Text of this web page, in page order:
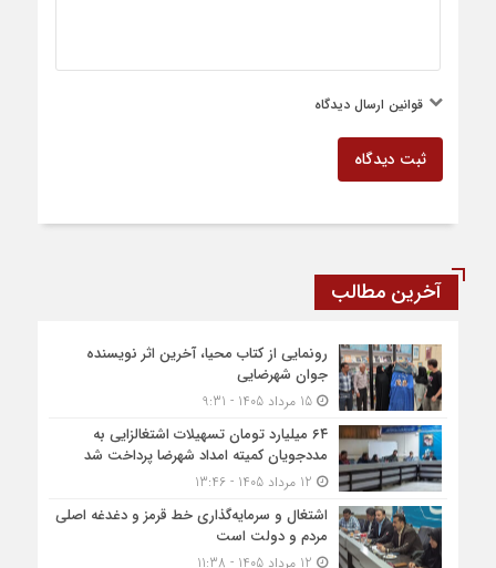
قوانین ارسال دیدگاه
ثبت دیدگاه
آخرین مطالب
رونمایی از کتاب محیا، آخرین اثر نویسنده
جوان شهرضایی
15 مرداد 1405 - 9:31
۶۴ میلیارد تومان تسهیلات اشتغالزایی به
مددجویان کمیته امداد شهرضا پرداخت شد
اشتغال و سرمایه‌گذاری خط قرمز و دغدغه اصلی
مردم و دولت است